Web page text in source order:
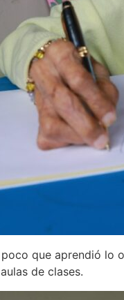
que aprendió
de clases.